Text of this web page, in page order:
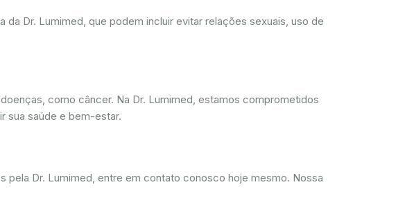
Dr. Lumimed, que podem incluir evitar relações sexuais, uso de
como câncer. Na Dr. Lumimed, estamos comprometidos
sua saúde e bem-estar.
Dr. Lumimed, entre em contato conosco hoje mesmo. Nossa